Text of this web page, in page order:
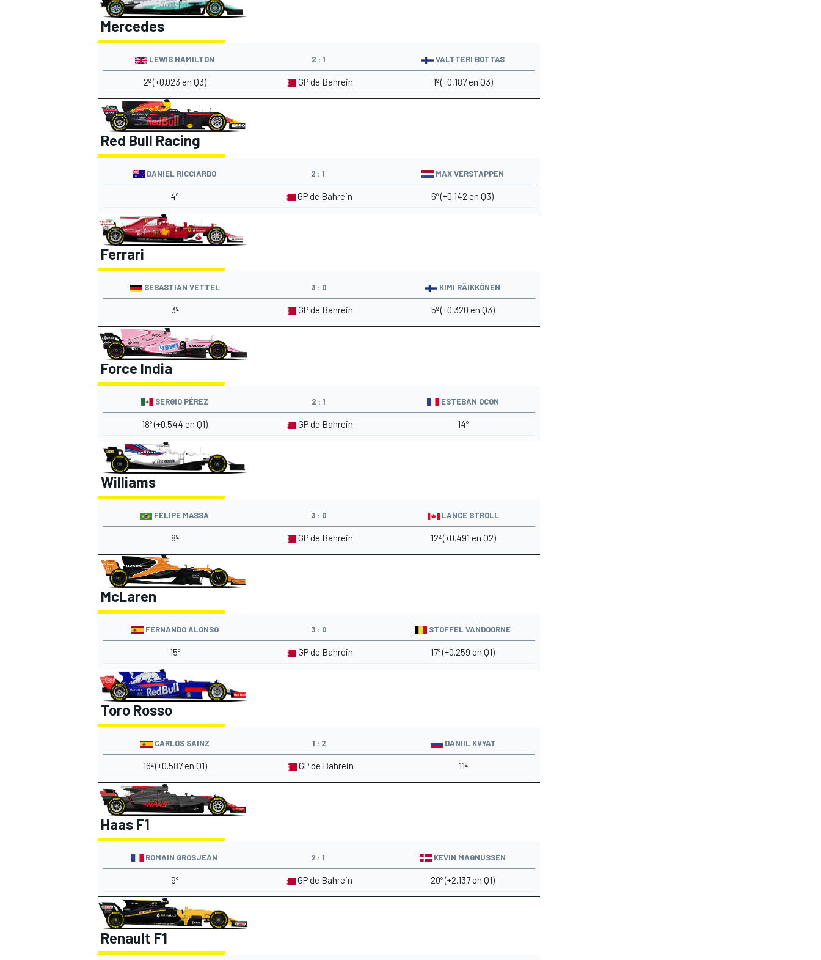
MÁS CATEGORÍAS
Mercedes
LEWIS HAMILTON 2 : 1 VALTTERI BOTTAS
2º (+0.023 en Q3) GP de Bahrein 1º (+0,187 en Q3)
Red Bull Racing
DANIEL RICCIARDO 2 : 1 MAX VERSTAPPEN
4º GP de Bahrein 6º (+0.142 en Q3)
Ferrari
SEBASTIAN VETTEL 3 : 0 KIMI RÄIKKÖNEN
3º GP de Bahrein 5º (+0.320 en Q3)
Force India
SERGIO PÉREZ 2 : 1 ESTEBAN OCON
18º (+0.544 en Q1) GP de Bahrein 14º
Williams
FELIPE MASSA 3 : 0 LANCE STROLL
8º GP de Bahrein 12º (+0.491 en Q2)
McLaren
FERNANDO ALONSO 3 : 0 STOFFEL VANDOORNE
15º GP de Bahrein 17º (+0.259 en Q1)
Toro Rosso
CARLOS SAINZ 1 : 2 DANIIL KVYAT
16º (+0.587 en Q1) GP de Bahrein 11º
Haas F1
ROMAIN GROSJEAN 2 : 1 KEVIN MAGNUSSEN
9º GP de Bahrein 20º (+2.137 en Q1)
Renault F1